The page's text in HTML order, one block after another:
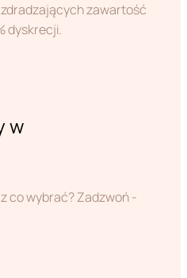
zawartość
dyskrecji.
w
co wybrać? Zadzwoń -